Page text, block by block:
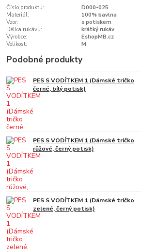
Číslo produktu:
D000-025
Materiál:
100% bavlna
Vzor:
s potiskem
Délka rukávu:
krátký rukáv
Výrobce:
EshopMB.cz
Velikost:
M
Podobné produkty
PES S VODÍTKEM 1 (Dámské tričko
černé, bílý potisk)
PES S VODÍTKEM 1 (Dámské tričko
růžové, černý potisk)
PES S VODÍTKEM 1 (Dámské tričko
zelené, černý potisk)